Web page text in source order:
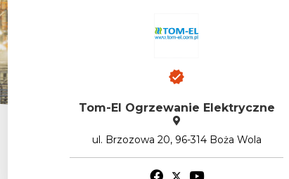
Tom-El Ogrzewanie Elektryczne
ul. Brzozowa 20, 96-314 Boża Wola